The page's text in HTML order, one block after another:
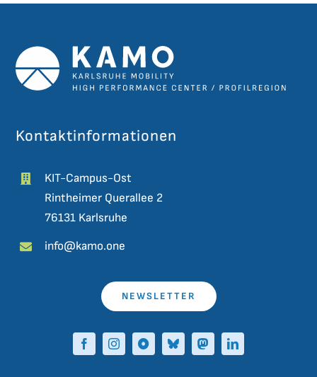
Kontaktinformationen
KIT-Campus-Ost
Rintheimer Querallee 2
76131 Karlsruhe
info@kamo.one
NEWSLETTER